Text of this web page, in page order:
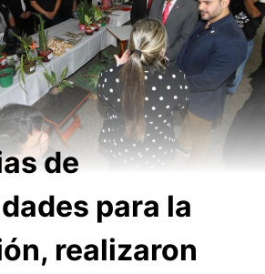
de
para la
realizaron